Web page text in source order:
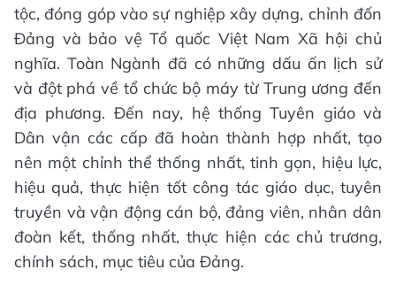
tộc, đóng góp vào sự nghiệp xây dựng, chỉnh đốn
Đảng và bảo vệ Tổ quốc Việt Nam Xã hội chủ
nghĩa. Toàn Ngành đã có những dấu ấn lịch sử
và đột phá về tổ chức bộ máy từ Trung ương đến
địa phương. Đến nay, hệ thống Tuyên giáo và
Dân vận các cấp đã hoàn thành hợp nhất, tạo
nên một chỉnh thể thống nhất, tinh gọn, hiệu lực,
hiệu quả, thực hiện tốt công tác giáo dục, tuyên
truyền và vận động cán bộ, đảng viên, nhân dân
đoàn kết, thống nhất, thực hiện các chủ trương,
chính sách, mục tiêu của Đảng.